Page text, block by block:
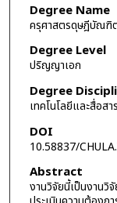
Degree Name
ครุศาสตรดุษฎีบัณฑิ
Degree Level
ปริญญาเอก
Degree
เทคโนโลยีและสื่อสา
DOI
10.58837/
Abstract
งานวิจัยนี้เป็นงานวิ